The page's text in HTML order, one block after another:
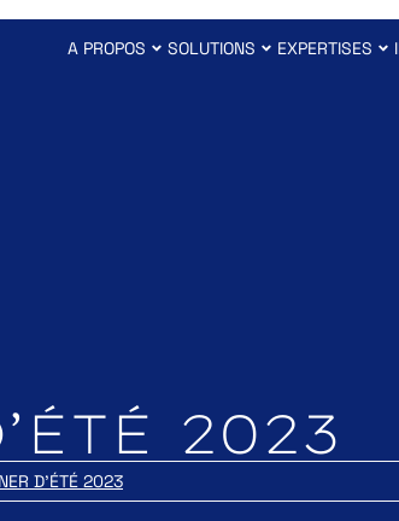
A PROPOS SOLUTIONS EXPERTISES
2023
D’ÉTÉ 2023